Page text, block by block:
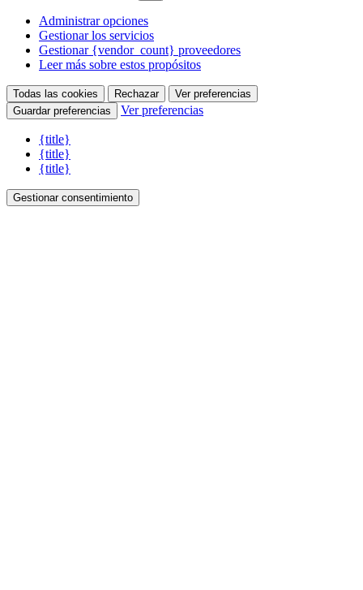
Administrar opciones
Gestionar los servicios
Gestionar {vendor_count} proveedores
Leer más sobre estos propósitos
Todas las cookies Rechazar
Ver preferencias
Guardar preferencias
Ver preferencias
{title}
{title}
{title}
Gestionar consentimiento